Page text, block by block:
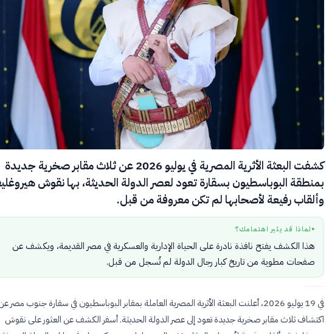
كشفت البعثة الأثرية المصرية في يوليو 2026 عن ثلاث مقابر صخرية جديدة
بمنطقة البوباسطيون بسقارة تعود لعصر الدولة الحديثة، بها نقوش
وألقاب رفيعة لأصحابها لم تكن معروفة من قبل.
● لماذا قد يثير اهتمامك؟
هذا الكشف يفتح نافذة نادرة على الحياة الإدارية والعسكرية في مصر القديمة، ويكشف عن
صفحات مطوية من تاريخ كبار رجال الدولة لم تُسجل من قبل.
في 19 يوليو 2026، أعلنت البعثة الأثرية المصرية العاملة بمقابر البوباسطيون في سقارة جنوب مصر
اكتشاف ثلاث مقابر صخرية جديدة تعود إلى عصر الدولة الحديثة. أسفر الكشف عن العثور على نقوش